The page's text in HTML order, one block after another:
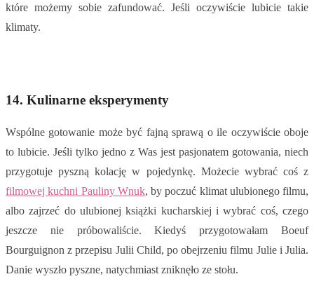
które możemy sobie zafundować. Jeśli oczywiście lubicie takie
klimaty.
14. Kulinarne eksperymenty
Wspólne gotowanie może być fajną sprawą o ile oczywiście oboje
to lubicie. Jeśli tylko jedno z Was jest pasjonatem gotowania, niech
przygotuje pyszną kolację w pojedynkę. Możecie wybrać coś z
filmowej kuchni Pauliny Wnuk, by poczuć klimat ulubionego filmu,
albo zajrzeć do ulubionej książki kucharskiej i wybrać coś, czego
jeszcze nie próbowaliście. Kiedyś przygotowałam Boeuf
Bourguignon z przepisu Julii Child, po obejrzeniu filmu Julie i Julia.
Danie wyszło pyszne, natychmiast zniknęło ze stołu.